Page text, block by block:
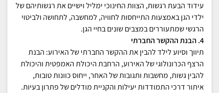
עידוד הבעת רגשות, הצוות החינוכי ימליל וישיים את רגשותיהם של
ילדי הגן באמצעות התייחסות לחוויה, למחשבה, לתחושה ולביטוי
הרגשי שמתעוררים במצבים שונים בחיי הגן.
4. הבנת ההקשר החברתי
תיווך וסיוע לילד להבין את ההקשר החברתי של האירוע: הבנת
הרצף הכרונולוגי של האירוע, הרחבת היכולת האמפטית והיכולת
להבין גשות, מחשבות ותגובות של האחר, ייחוס כוונות טובות,
איתור דרכי התמודדות יעילות והקניית מודלים של פתרון בעיות.